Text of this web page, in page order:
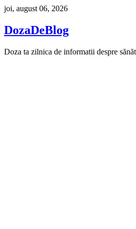
Skip
content
joi, august 06, 2026
DozaDeBlog
Doza ta zilnica de informatii despre